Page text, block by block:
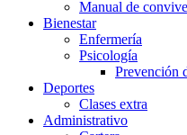
Manual de
Bienestar
Enfermería
Psicología
Prevención
Deportes
Clases extra
Administrativo